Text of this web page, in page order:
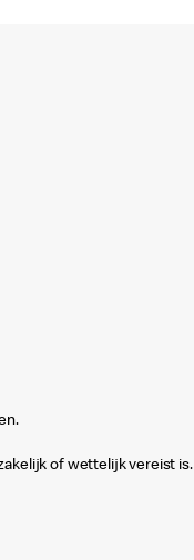
of wettelijk vereist is.